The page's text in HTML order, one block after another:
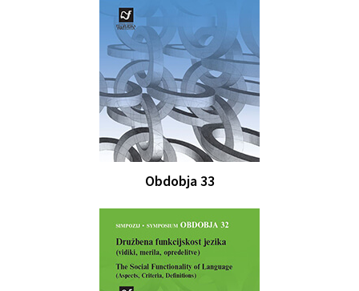
Obdobja 33